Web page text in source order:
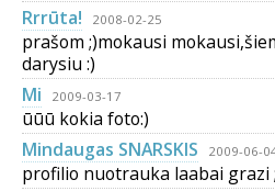
Rrrūta!
2008-02-25
prašom ;)mokausi
darysiu :)
Mi
2009-03-17
ūūū kokia foto:)
Mindaugas SNARSKIS
2009-06-
profilio nuotrauka laabai grazi